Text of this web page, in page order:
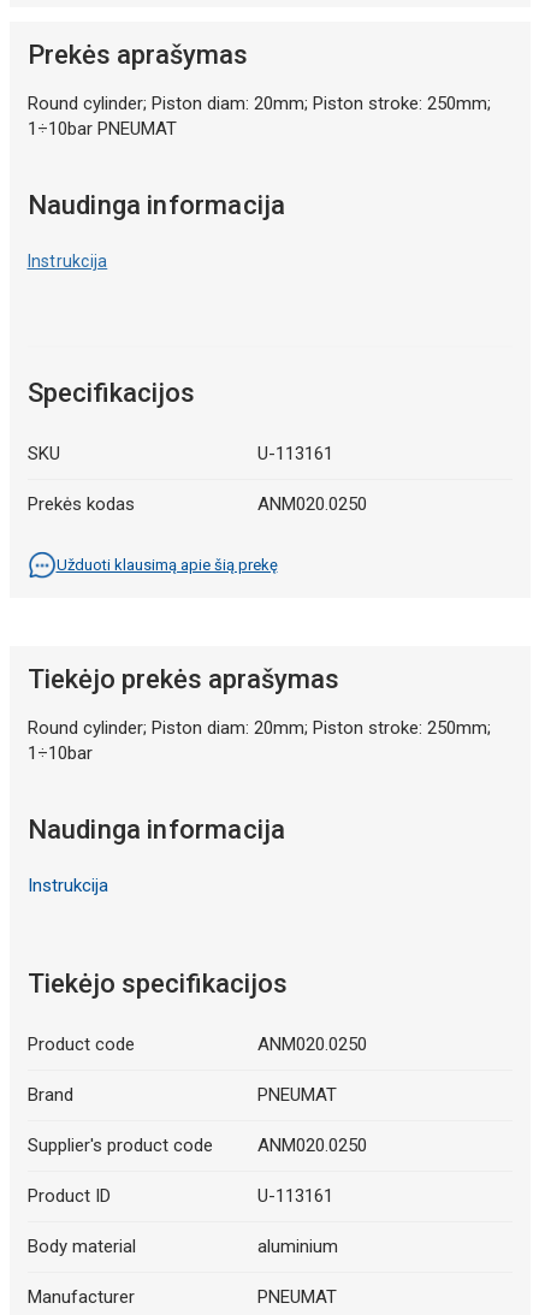
Prekės aprašymas
Round cylinder; Piston diam: 20mm; Piston stroke: 250mm;
1÷10bar PNEUMAT
Naudinga informacija
Instrukcija
Specifikacijos
SKU U-113161
Prekės kodas ANM020.0250
Užduoti klausimą apie šią prekę
Tiekėjo prekės aprašymas
Round cylinder; Piston diam: 20mm; Piston stroke: 250mm;
1÷10bar
Naudinga informacija
Instrukcija
Tiekėjo specifikacijos
Product code ANM020.0250
Brand PNEUMAT
Supplier's product code ANM020.0250
Product ID U-113161
Body material aluminium
Manufacturer PNEUMAT